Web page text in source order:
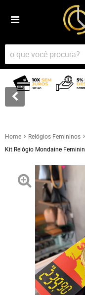
Home
Relógios Femininos
Kit Relógio Mondaine